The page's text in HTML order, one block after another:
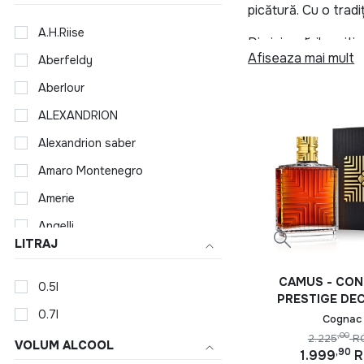
A.H.Riise
Aberfeldy
Aberlour
ALEXANDRION
Alexandrion saber
Amaro Montenegro
Amerie
Angelli
APEROL
Ararat
LITRAJ
0.5l
0.7l
VOLUM ALCOOL
picătură. Cu o
Din inima țărilor
mixology-ului. Un
Cu arome
Romul,
vanilie și
Lichiorurile,
băuturi
Spirtoase se
unde provine.
Universul
alcoolice. Fie că
Afiseaza mai mult
CAMUS -
PRESTIGE
0.7L
Cognac
1.999,90
2.225,00